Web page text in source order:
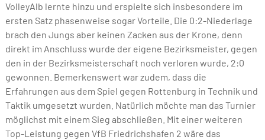
VolleyAlb lernte hinzu und erspielte sich insbesondere im
ersten Satz phasenweise sogar Vorteile. Die 0:2-Niederlage
brach den Jungs aber keinen Zacken aus der Krone, denn
direkt im Anschluss wurde der eigene Bezirksmeister, gegen
den in der Bezirksmeisterschaft noch verloren wurde, 2:0
gewonnen. Bemerkenswert war zudem, dass die
Erfahrungen aus dem Spiel gegen Rottenburg in Technik und
Taktik umgesetzt wurden. Natürlich möchte man das Turnier
möglichst mit einem Sieg abschließen. Mit einer weiteren
Top-Leistung gegen VfB Friedrichshafen 2 wäre das